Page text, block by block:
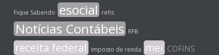
Fique Sabendo esocial refis
Notícias Contábeis RFB
receita federal imposto de renda mei COFINS